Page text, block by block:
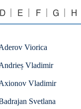
D E F G H
Viorica
Vladimir
Vladimir
Svetlana